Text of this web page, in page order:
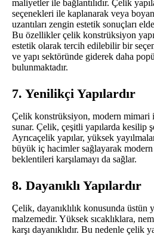
maliyetler ile bağlantılıdır. Çelik
seçenekleri ile kaplanarak veya
uzantıları zengin estetik sonuçları
Bu özellikler çelik konstrüksiyon
estetik olarak tercih edilebilir bir
ve yapı sektöründe giderek daha
bulunmaktadır.
7. Yenilikçi Yapılardır
Çelik konstrüksiyon, modern mimari
sunar. Çelik, çeşitli yapılarda kesilip
Ayrıcaçelik yapılar, yüksek
büyük iç hacimler sağlayarak
beklentileri karşılamayı da sağlar.
8. Dayanıklı Yapılardır
Çelik, dayanıklılık konusunda üstün
malzemedir. Yüksek sıcaklıklara,
karşı dayanıklıdır. Bu nedenle çelik